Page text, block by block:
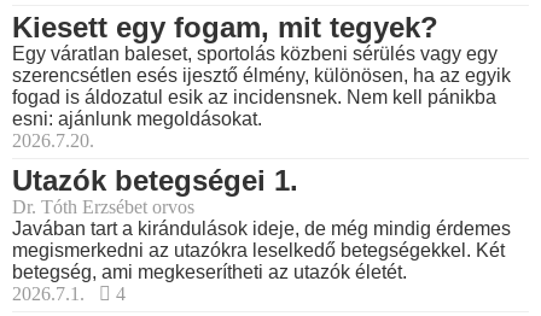
Kiesett egy fogam, mit tegyek?
Egy váratlan baleset, sportolás közbeni sérülés vagy egy
szerencsétlen esés ijesztő élmény, különösen, ha az egyik
fogad is áldozatul esik az incidensnek. Nem kell pánikba
esni: ajánlunk megoldásokat.
2026.7.20.
Utazók betegségei 1.
Dr. Tóth Erzsébet orvos
Javában tart a kirándulások ideje, de még mindig érdemes
megismerkedni az utazókra leselkedő betegségekkel. Két
betegség, ami megkeserítheti az utazók életét.
2026.7.1.
4